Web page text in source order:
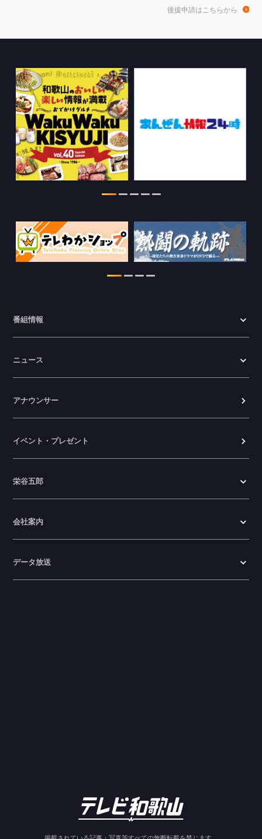
ちゃぶ台おかわりの情報を更新しまし
2026.07.30
WTV NEWS6【WAKAYAMA SDGs】の
情報を更新しました。
特別番組【8月】の情報を更新しました。
わかやま医療ナビの情報を更新しまし
た。
新しました。
2026.06.23
後援申請はこちらから
番組情報
ニュース
アナウンサー
イベント・プレゼント
栄谷五郎
会社案内
データ放送